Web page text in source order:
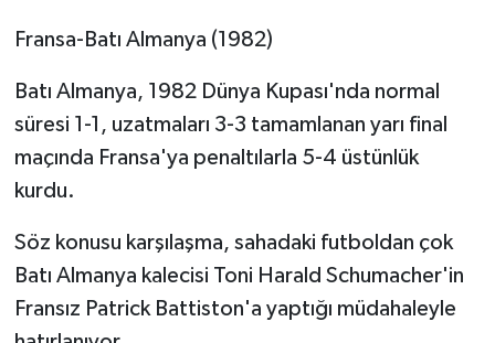
Fransa-Batı Almanya (1982)
Batı Almanya, 1982 Dünya Kupası'nda normal
süresi 1-1, uzatmaları 3-3 tamamlanan yarı final
maçında Fransa'ya penaltılarla 5-4 üstünlük
kurdu.
Söz konusu karşılaşma, sahadaki futboldan çok
Batı Almanya kalecisi Toni Harald Schumacher'in
Fransız Patrick Battiston'a yaptığı müdahaleyle